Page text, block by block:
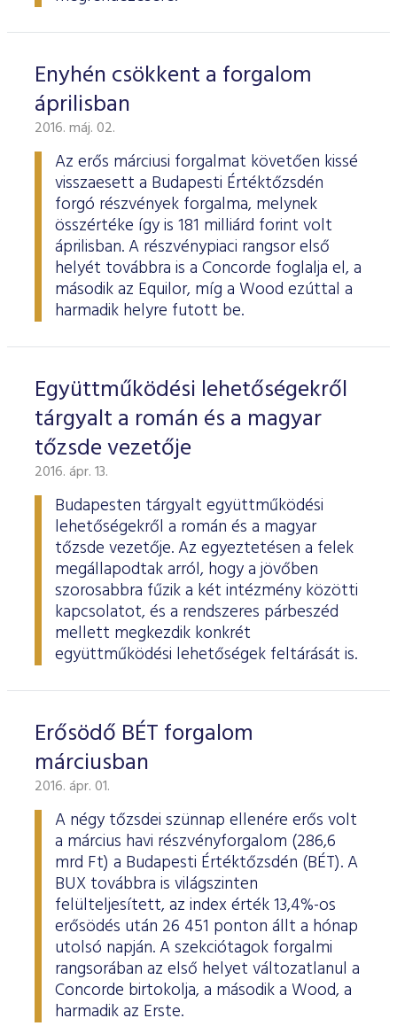
Enyhén csökkent a forgalom
áprilisban
2016. máj. 02.
Az erős márciusi forgalmat követően kissé
visszaesett a Budapesti Értéktőzsdén
forgó részvények forgalma, melynek
összértéke így is 181 milliárd forint volt
áprilisban. A részvénypiaci rangsor első
helyét továbbra is a Concorde foglalja el, a
második az Equilor, míg a Wood ezúttal a
harmadik helyre futott be.
Együttműködési lehetőségekről
tárgyalt a román és a magyar
tőzsde vezetője
2016. ápr. 13.
Budapesten tárgyalt együttműködési
lehetőségekről a román és a magyar
tőzsde vezetője. Az egyeztetésen a felek
megállapodtak arról, hogy a jövőben
szorosabbra fűzik a két intézmény közötti
kapcsolatot, és a rendszeres párbeszéd
mellett megkezdik konkrét
együttműködési lehetőségek feltárását is.
Erősödő BÉT forgalom
márciusban
2016. ápr. 01.
A négy tőzsdei szünnap ellenére erős volt
a március havi részvényforgalom (286,6
mrd Ft) a Budapesti Értéktőzsdén (BÉT). A
BUX továbbra is világszinten
felülteljesített, az index érték 13,4%-os
erősödés után 26 451 ponton állt a hónap
utolsó napján. A szekciótagok forgalmi
rangsorában az első helyet változatlanul a
Concorde birtokolja, a második a Wood, a
harmadik az Erste.